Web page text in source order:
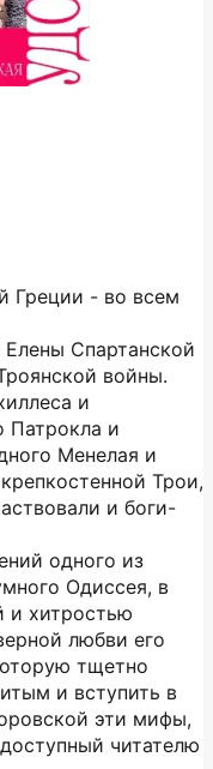
Греции - во всем
Спартанской
войны.
и
Патрокла и
Менелая и
Трои,
и боги-
одного из
Одиссея, в
и хитростью
любви его
тщетно
и вступить в
эти мифы,
читателю